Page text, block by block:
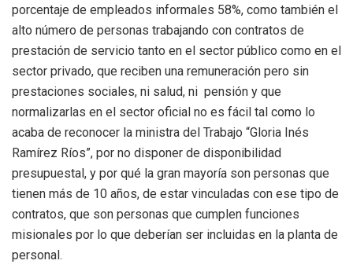
porcentaje de empleados informales 58%, como también el
alto número de personas trabajando con contratos de
prestación de servicio tanto en el sector público como en el
sector privado, que reciben una remuneración pero sin
prestaciones sociales, ni salud, ni pensión y que
normalizarlas en el sector oficial no es fácil tal como lo
acaba de reconocer la ministra del Trabajo “Gloria Inés
Ramírez Ríos”, por no disponer de disponibilidad
presupuestal, y por qué la gran mayoría son personas que
tienen más de 10 años, de estar vinculadas con ese tipo de
contratos, que son personas que cumplen funciones
misionales por lo que deberían ser incluidas en la planta de
personal.